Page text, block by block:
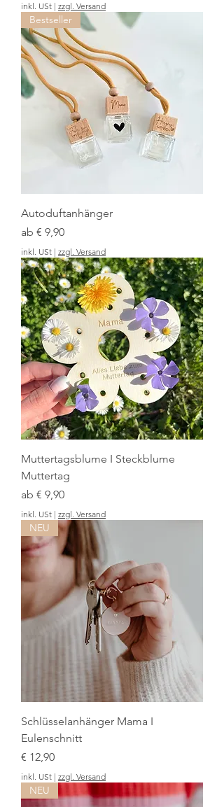
inkl. USt | zzgl. Versand
Bestseller
Autoduftanhänger
ab € 9,90
Sale-Preis
inkl. USt | zzgl. Versand
Muttertagsblume I Steckblume
Muttertag
ab € 9,90
Sale-Preis
inkl. USt | zzgl. Versand
NEU
Schlüsselanhänger Mama I
Eulenschnitt
Preis
€ 12,90
inkl. USt | zzgl. Versand
NEU